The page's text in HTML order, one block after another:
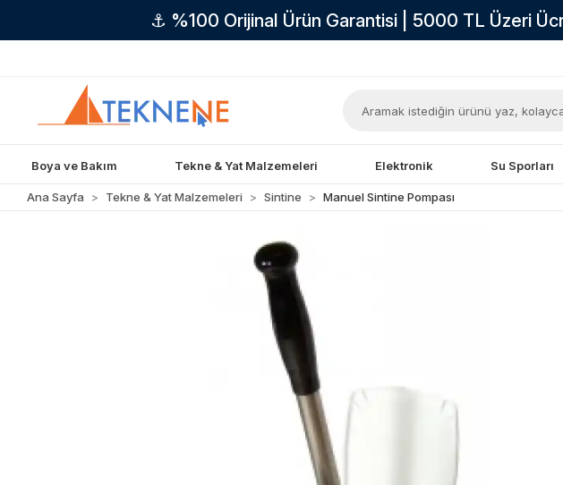
⚓ %100 Orijinal Ürün Garantisi | 5000 TL Üzeri
Boya ve Bakım Tekne & Yat Malzemeleri Elektronik Su Sporları
Ana Sayfa Tekne & Yat Malzemeleri Sintine Manuel Sintine Pompası